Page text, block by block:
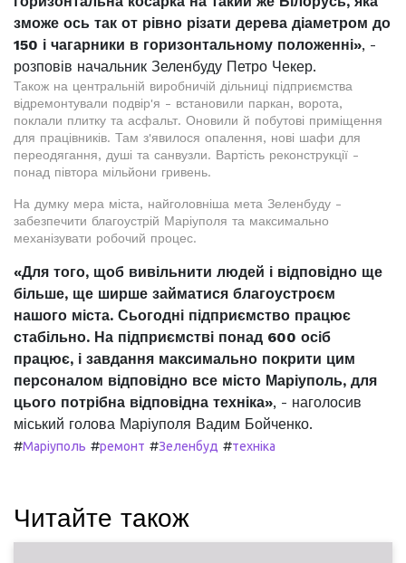
зможе ось так от рівно різати дерева діаметром до
150 і чагарники в горизонтальному положенні», -
розповів начальник Зеленбуду Петро Чекер.
Також на центральній виробничій дільниці підприємства
відремонтували подвір'я - встановили паркан, ворота,
поклали плитку та асфальт. Оновили й побутові приміщення
для працівників. Там з'явилося опалення, нові шафи для
переодягання, душі та санвузли. Вартість реконструкції -
понад півтора мільйони гривень.
На думку мера міста, найголовніша мета Зеленбуду -
забезпечити благоустрій Маріуполя та максимально
механізувати робочий процес.
«Для того, щоб вивільнити людей і відповідно ще
більше, ще ширше займатися благоустроєм
нашого міста. Сьогодні підприємство працює
стабільно. На підприємстві понад 600 осіб
працює, і завдання максимально покрити цим
персоналом відповідно все місто Маріуполь, для
цього потрібна відповідна техніка», - наголосив
міський голова Маріуполя Вадим Бойченко.
#Маріуполь #ремонт #Зеленбуд #техніка
Читайте також